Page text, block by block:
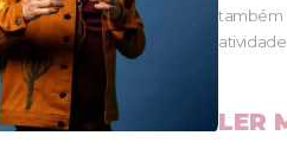
também
LER